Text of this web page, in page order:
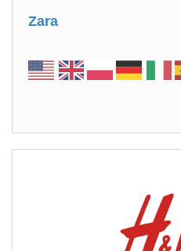
Zara